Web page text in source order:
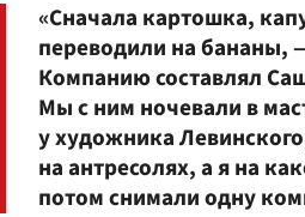
«Сначала картошка,
переводили на бананы,
Компанию составлял
Мы с ним ночевали в
у художника
на антресолях, а я на
потом снимали одну